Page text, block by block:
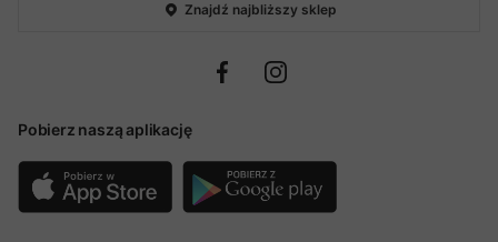
Znajdź najbliższy sklep
Pobierz naszą aplikację